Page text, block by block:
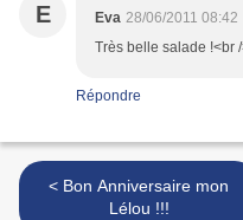
E Eva 28/06/2011 08:42
Très belle salade !<br
Répondre
< Bon Anniversaire mon
Lélou !!!